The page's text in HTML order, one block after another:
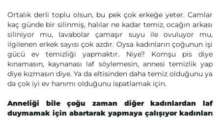
Ortalık derli toplu olsun, bu pek çok erkeğe yeter. Camlar
kaç günde bir silinmiş, halılar ne kadar temiz, ocağın arkası
siliniyor mu, lavabolar çamaşır suyu ile ovuluyor mu,
ilgilenen erkek sayısı çok azdır. Oysa kadınların çoğunun işi
gücü ev temizliği yapmaktır. Niye? Komşu pis diye
kınamasın, kaynanası laf söylemesin, annesi temizlik yap
diye kızmasın diye. Ya da eltisinden daha temiz olduğunu ya
da çok iyi ev hanımı olduğunu ispatlamak için.
Anneliği bile çoğu zaman diğer kadınlardan laf
duymamak için abartarak yapmaya çalışıyor kadınlar: